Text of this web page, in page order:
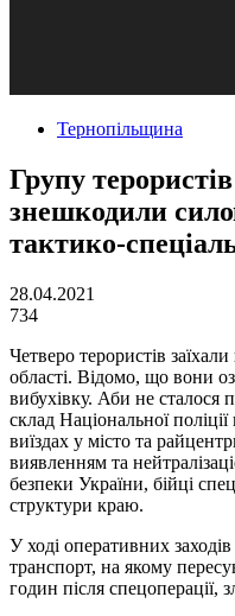
Тернопільщина
Групу
знешкодили
тактико-
28.04.2021
734
Четверо терористів
області. Відомо, що вони
вибухівку. Аби не сталося
склад Національної
виїздах у місто та
виявленням та
безпеки України, бійці
структури краю.
У ході оперативних
транспорт, на якому
годин після спецоперації,